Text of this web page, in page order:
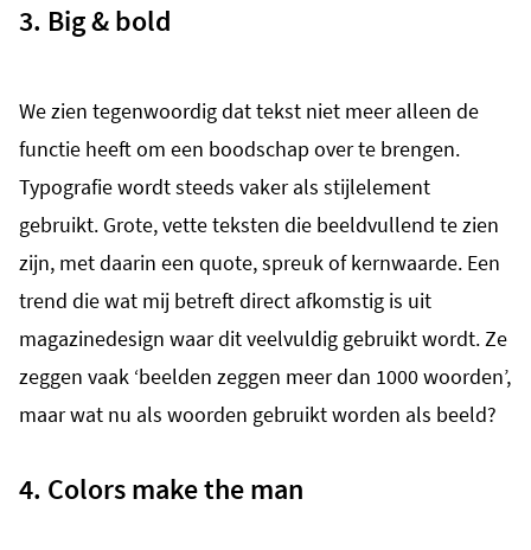
3. Big & bold
We zien tegenwoordig dat tekst niet meer alleen de
functie heeft om een boodschap over te brengen.
Typografie wordt steeds vaker als stijlelement
gebruikt. Grote, vette teksten die beeldvullend te zien
zijn, met daarin een quote, spreuk of kernwaarde. Een
trend die wat mij betreft direct afkomstig is uit
magazinedesign waar dit veelvuldig gebruikt wordt. Ze
zeggen vaak ‘beelden zeggen meer dan 1000 woorden’,
maar wat nu als woorden gebruikt worden als beeld?
4. Colors make the man